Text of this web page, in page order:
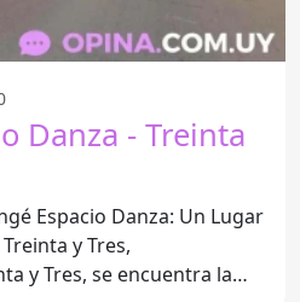
Danza - Treinta
Espacio Danza: Un Lugar
y Tres, se encuentra la